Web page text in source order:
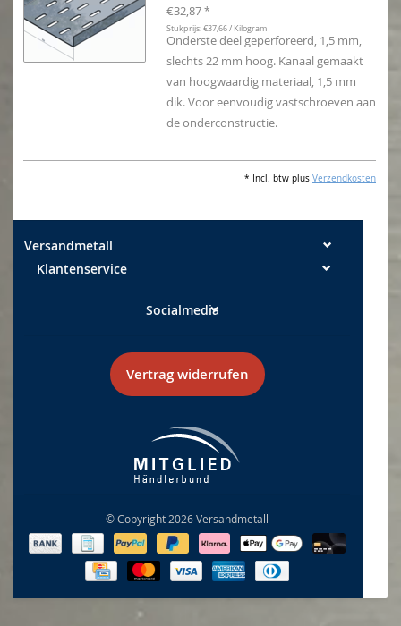
€32,87 *
Stukprijs: €37,66 / Kilogram
Onderste deel geperforeerd, 1,5 mm,
slechts 22 mm hoog. Kanaal gemaakt
van hoogwaardig materiaal, 1,5 mm
dik. Voor eenvoudig vastschroeven aan
de onderconstructie.
* Incl. btw plus Verzendkosten
Versandmetall
Klantenservice
Socialmedia
Vertrag widerrufen
© Copyright 2026 Versandmetall